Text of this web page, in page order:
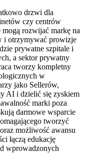
drzwi dla
czy centrów
rozwijać markę na
i otrzymywać prowizje
prywatne szpitale i
a sektor prywatny
tworzy kompletny
w
jako Sellerów,
AI i dzielić się zyskiem
marki poza
darmowe wsparcie
tworzyć
możliwość awansu
łączą edukację
wprowadzonych